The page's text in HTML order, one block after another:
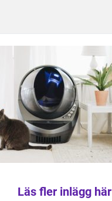
Läs fler inlägg här